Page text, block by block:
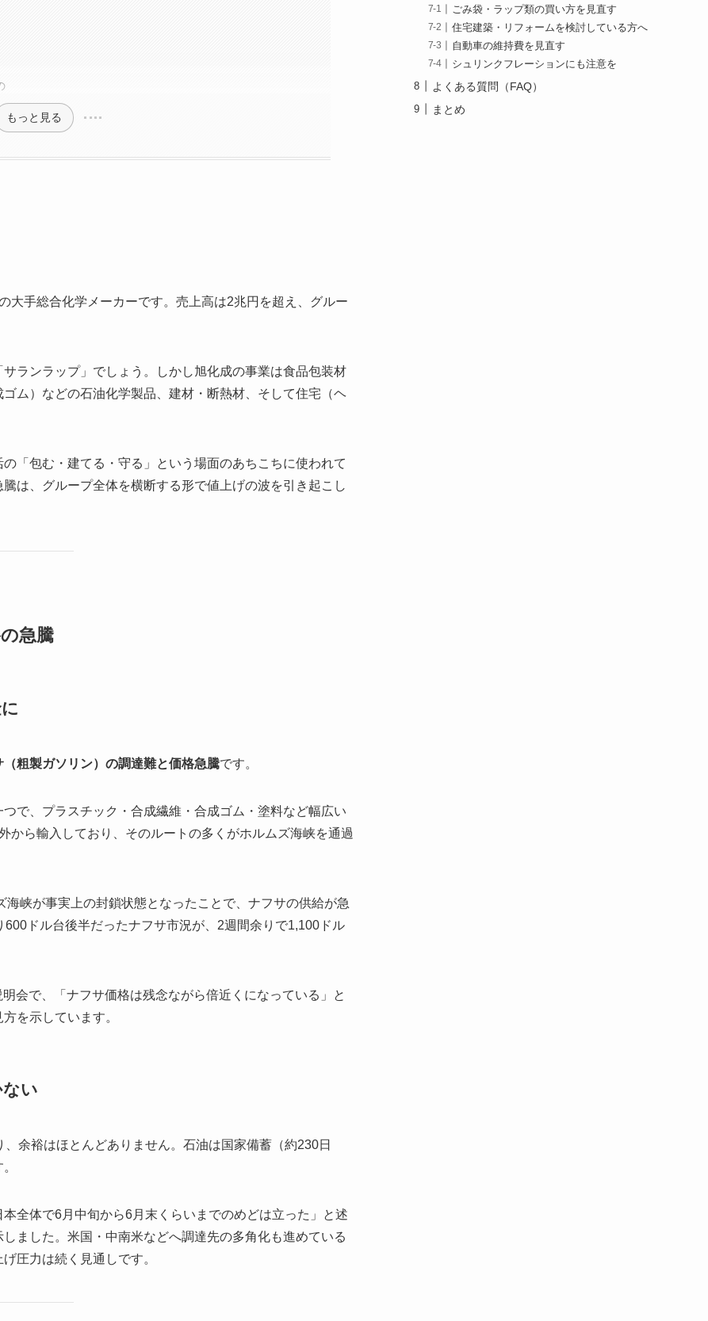
もっと見る
大手総合化学メーカーです。売上高は2兆円を超え、グルー
ランラップ」でしょう。しかし旭化成の事業は食品包装材
ム）などの石油化学製品、建材・断熱材、そして住宅（ヘ
「包む・建てる・守る」という場面のあちこちに使われて
は、グループ全体を横断する形で値上げの波を引き起こし
急騰
（粗製ガソリン）の調達難と価格急騰です。
で、プラスチック・合成繊維・合成ゴム・塗料など幅広い
から輸入しており、そのルートの多くがホルムズ海峡を通過
峡が事実上の封鎖状態となったことで、ナフサの供給が急
ドル台後半だったナフサ市況が、2週間余りで1,100ドル
会で、「ナフサ価格は残念ながら倍近くになっている」と
を示しています。
い
余裕はほとんどありません。石油は国家備蓄（約230日
全体で6月中旬から6月末くらいまでのめどは立った」と述
ました。米国・中南米などへ調達先の多角化も進めている
圧力は続く見通しです。
ごみ袋・ラップ類の買い方を見直す
住宅建築・リフォームを検討している方へ
自動車の維持費を見直す
シュリンクフレーションにも注意を
よくある質問（FAQ）
まとめ